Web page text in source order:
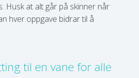
Husk at alt går på skinner når
hver oppgave bidrar til å
til en vane for alle